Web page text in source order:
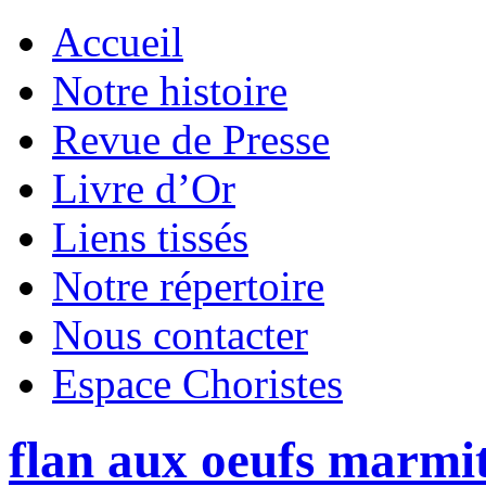
Accueil
Notre histoire
Revue de Presse
Livre d’Or
Liens tissés
Notre répertoire
Nous contacter
Espace Choristes
flan aux oeufs